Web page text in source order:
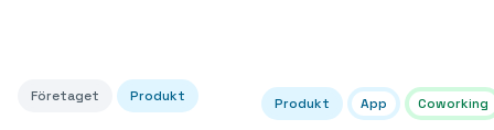
Företaget Produkt Produkt App Coworking